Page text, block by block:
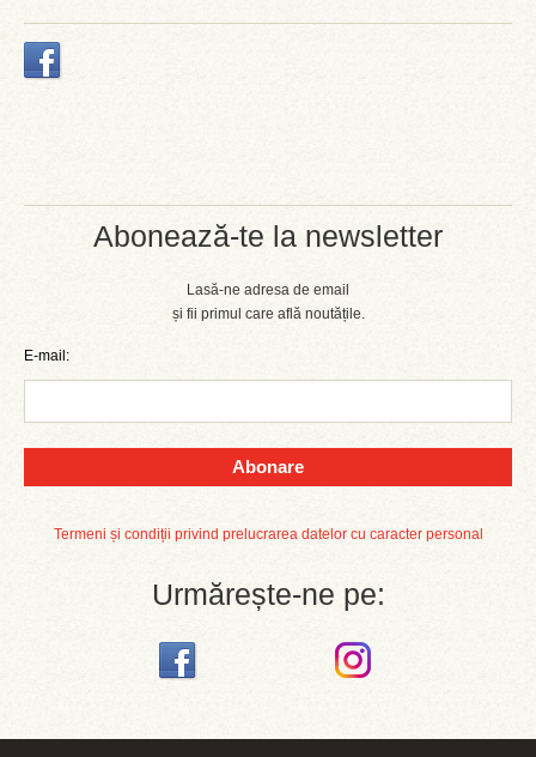
Abonează-te la newsletter
Lasă-ne adresa de email
și fii primul care află noutățile.
E-mail:
Abonare
Termeni și condiții privind prelucrarea datelor cu caracter personal
Urmărește-ne pe: